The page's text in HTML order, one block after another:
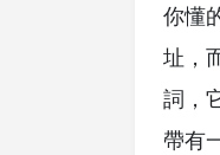
你懂
址，
詞，
帶有